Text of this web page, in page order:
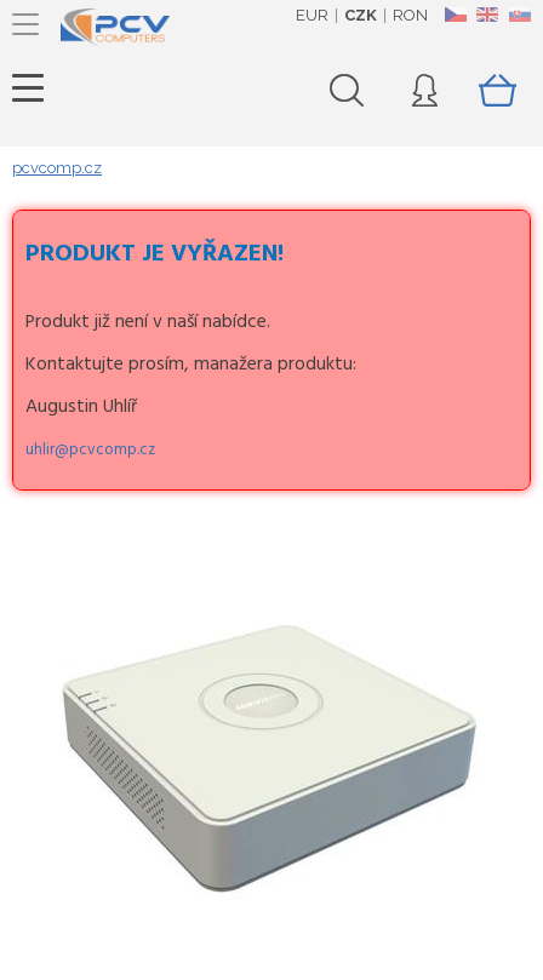
CZ EN SK
EUR CZK RON
pcvcomp.cz
PRODUKT JE VYŘAZEN!
Produkt již není v naší nabídce.
Kontaktujte prosím, manažera produktu:
Augustin Uhlíř
uhlir@pcvcomp.cz